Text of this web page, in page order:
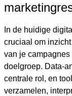
In de huidige
cruciaal om
van je
doelgroep. Data-
centrale rol, en
verzamelen,